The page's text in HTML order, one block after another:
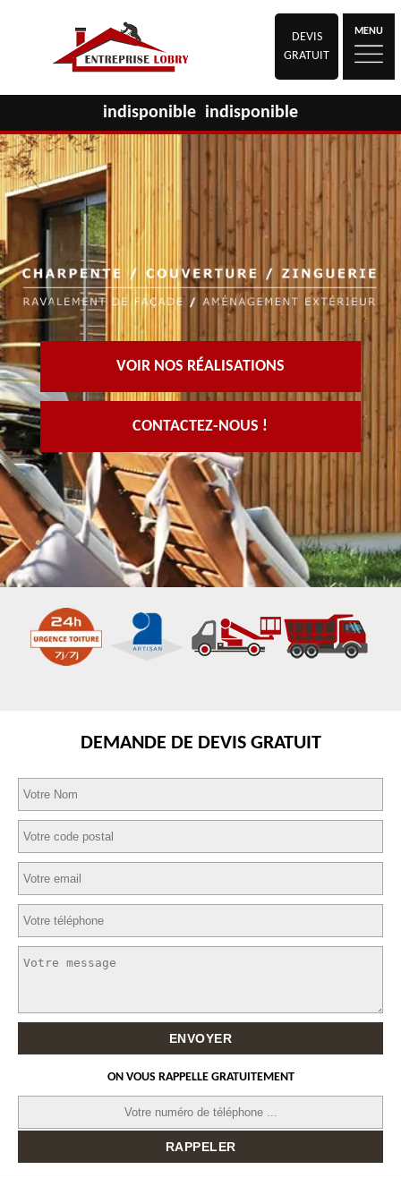
DEVIS
GRATUIT
MENU
indisponible indisponible
VOIR NOS RÉALISATIONS
CONTACTEZ-NOUS !
DEMANDE DE DEVIS GRATUIT
ON VOUS RAPPELLE GRATUITEMENT